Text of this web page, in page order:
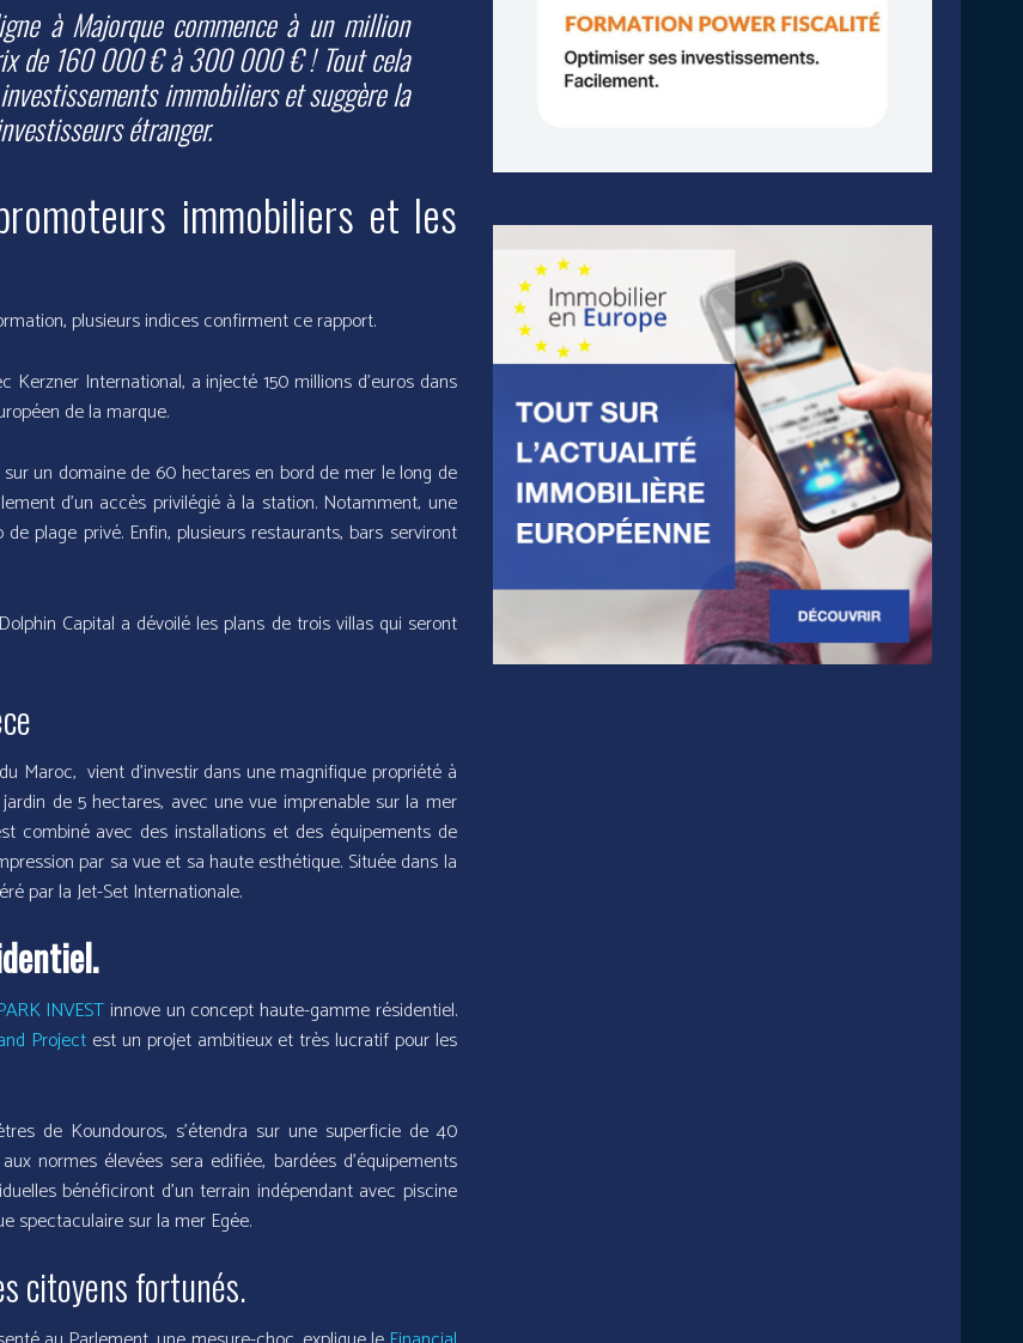
à Majorque commence à un million
de 160 000 € à 300 000 € !Tout cela
immobiliers et suggère la
étranger.
immobiliers et les
plusieurs indices confirment ce rapport.
Kerzner International, a injecté 150 millions d’euros dans
de la marque.
un domaine de 60 hectares en bord de mer le long de
d’un accès privilégié à la station. Notamment, une
plage privé. Enfin, plusieurs restaurants, bars serviront
Capital a dévoilé les plans de trois villas qui seront
Maroc, vient d’investir dans une magnifique propriété à
de 5 hectares, avec une vue imprenable sur la mer
combiné avec des installations et des équipements de
par sa vue et sa haute esthétique. Située dans la
par la Jet-Set Internationale.
INVEST innove un concept haute-gamme résidentiel.
Project est un projet ambitieux et très lucratif pour les
de Koundouros, s’étendra sur une superficie de 40
normes élevées sera edifiée, bardées d’équipements
bénéficiront d’un terrain indépendant avec piscine
spectaculaire sur la mer Egée.
citoyens fortunés.